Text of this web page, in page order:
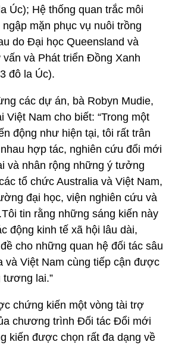
Úc); Hệ thống quan trắc môi
mặn phục vụ nuôi trồng
do Đại học Queensland và
và Phát triển Đồng Xanh
đô la Úc).
các dự án, bà Robyn Mudie,
Việt Nam cho biết: “Trong một
động như hiện tại, tôi rất trân
hợp tác, nghiên cứu đổi mới
và nhân rộng những ý tưởng
tổ chức Australia và Việt Nam,
đại học, viện nghiên cứu và
tin rằng những sáng kiến này
động kinh tế xã hội lâu dài,
cho những quan hệ đối tác sâu
và Việt Nam cùng tiếp cận được
tương lai.”
chứng kiến một vòng tài trợ
chương trình Đối tác Đổi mới
kiến được chọn rất đa dạng về